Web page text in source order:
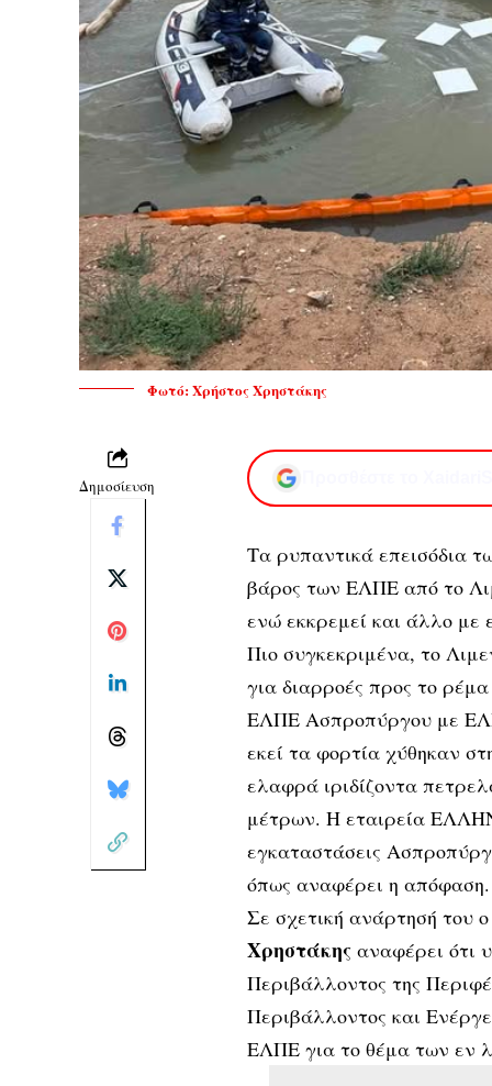
Φωτό: Χρήστος Χρηστάκης
Δημοσίευση
Τα ρυπαντικά επεισόδια
βάρος των ΕΛΠΕ από το
ενώ εκκρεμεί και άλλο με
Πιο συγκεκριμένα, το
για διαρροές προς το
ΕΛΠΕ Ασπροπύργου με
εκεί τα φορτία χύθηκαν
ελαφρά ιριδίζοντα
μέτρων. Η εταιρεία
εγκαταστάσεις
όπως αναφέρει η απόφαση.
Σε σχετική ανάρτησή του
Χρηστάκηςαναφέρει ότι
Περιβάλλοντος της
Περιβάλλοντος και
ΕΛΠΕ για το θέμα των εν